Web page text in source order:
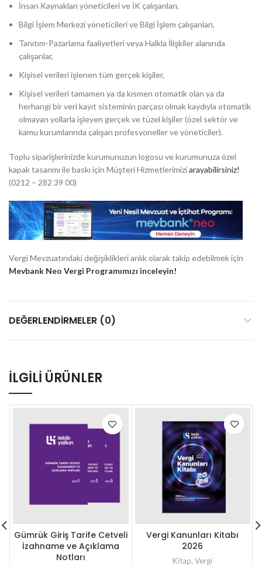
İnsan Kaynakları yöneticileri ve İK çalışanları,
Bilgi İşlem Merkezi yöneticileri ve Bilgi İşlem çalışanları,
Tanıtım-Pazarlama faaliyetleri veya Halkla İlişkiler alanında
çalışanlar,
Kişisel verileri işlenen tüm gerçek kişiler,
Kişisel verileri tamamen ya da kısmen otomatik olan ya da
herhangi bir veri kayıt sisteminin parçası olmak kaydıyla otomatik
olmayan yollarla işleyen gerçek ve tüzel kişiler (özel sektör ve
kamu kurumlarında çalışan profesyoneller ve yöneticiler).
Toplu siparişlerinizde kurumunuzun logosu ve kurumunuza özel
kapak tasarımı ile baskı için Müşteri Hizmetlerimiziarayabilirsiniz!
(0212 – 282 39 00)
Vergi Mevzuatındaki değişiklikleri anlık olarak takip edebilmek için
Mevbank Neo Vergi Programımızı inceleyin!
DEĞERLENDIRMELER (0)
İLGILI ÜRÜNLER
Gümrük Giriş Tarife Cetveli
İzahname ve Açıklama
Notları
Vergi Kanunları Kitabı
2026
Kitap,Vergi